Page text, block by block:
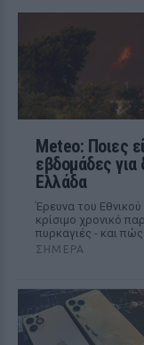
Meteo: Ποιες
εβδομάδες για
Ελλάδα
Έρευνα του
κρίσιμο χρονικό
πυρκαγιές - και πώς
ΣΉΜΕΡΑ